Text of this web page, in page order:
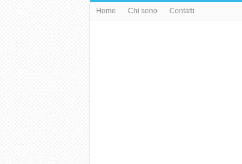
Home Chi sono Contatti